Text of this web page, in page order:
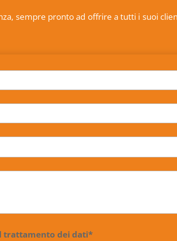
sempre pronto ad offrire a tutti i suoi
trattamento dei dati*